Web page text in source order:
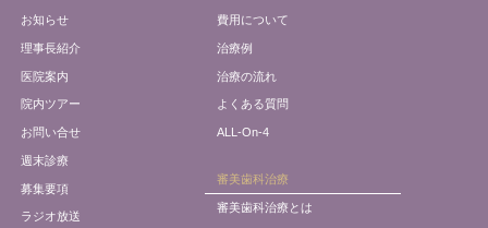
お知らせ
理事長紹介
医院案内
院内ツアー
お問い合せ
週末診療
募集要項
ラジオ放送
費用について
治療例
治療の流れ
よくある質問
ALL-On-4
審美歯科治療
審美歯科治療とは